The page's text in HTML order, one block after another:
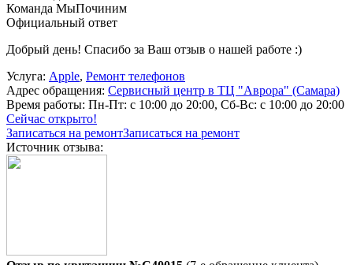
Команда МыПочиним
Официальный ответ
Добрый день! Спасибо за Ваш отзыв о нашей работе :)
Услуга: Apple, Ремонт телефонов
Адрес обращения: Сервисный центр в ТЦ "Аврора" (Самара)
Время работы: Пн-Пт: с 10:00 до 20:00, Сб-Вс: с 10:00 до 20:00
Сейчас открыто!
Записаться на ремонтЗаписаться на ремонт
Источник отзыва: